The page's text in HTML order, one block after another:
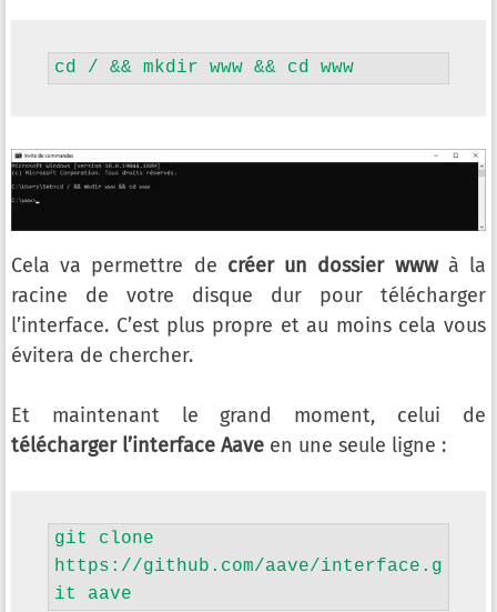
cd / && mkdir www && cd www
Cela va permettre de créer un dossier wwwà la
racine de votre disque dur pour télécharger
l’interface. C’est plus propre et au moins cela vous
évitera de chercher.
Et maintenant le grand moment, celui de
télécharger l’interface Aave en une seule ligne :
git clone
https://github.com/aave/interface.g
it aave